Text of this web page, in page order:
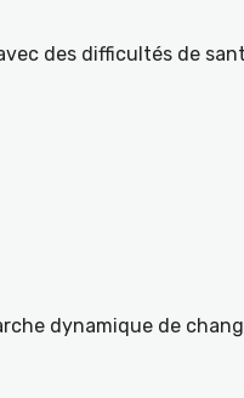
des difficultés de
dynamique de